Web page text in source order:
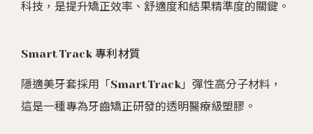
科技，是提升矯正效率、舒適度和結果精準度的關鍵。
SmartTrack 專利材質
隱適美牙套採用「SmartTrack」彈性高分子材料，
這是一種專為牙齒矯正研發的透明醫療級塑膠。